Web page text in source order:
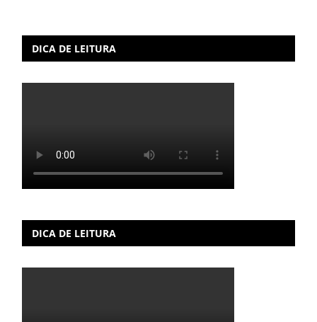
DICA DE LEITURA
DICA DE LEITURA